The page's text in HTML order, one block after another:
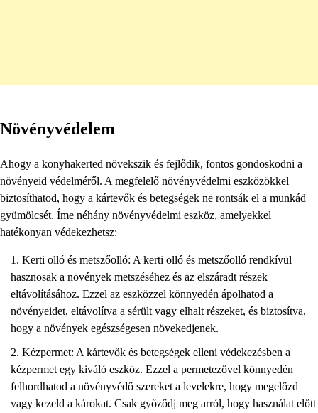
Növényvédelem
Ahogy a konyhakerted növekszik és fejlődik, fontos gondoskodni a
növényeid védelméről. A megfelelő növényvédelmi eszközökkel
biztosíthatod, hogy a kártevők és betegségek ne rontsák el a munkád
gyümölcsét. Íme néhány növényvédelmi eszköz, amelyekkel
hatékonyan védekezhetsz:
Kerti olló és metszőolló: A kerti olló és metszőolló rendkívül
hasznosak a növények metszéséhez és az elszáradt részek
eltávolításához. Ezzel az eszközzel könnyedén ápolhatod a
növényeidet, eltávolítva a sérült vagy elhalt részeket, és biztosítva,
hogy a növények egészségesen növekedjenek.
Kézpermet: A kártevők és betegségek elleni védekezésben a
kézpermet egy kiváló eszköz. Ezzel a permetezővel könnyedén
felhordhatod a növényvédő szereket a levelekre, hogy megelőzd
vagy kezeld a károkat. Csak győződj meg arról, hogy használat előtt